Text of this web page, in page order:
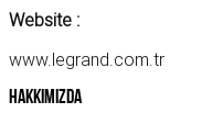
Website :
www.legrand.com.tr
Hakkımızda